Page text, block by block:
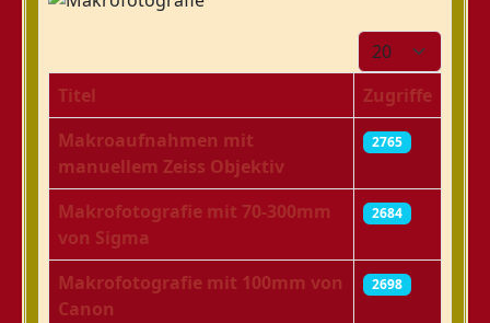
Anzeige #
Titel
Zugriffe
Makroaufnahmen mit
manuellem Zeiss Objektiv
2765
Makrofotografie mit 70-300mm
von Sigma
2684
Makrofotografie mit 100mm von
Canon
2698